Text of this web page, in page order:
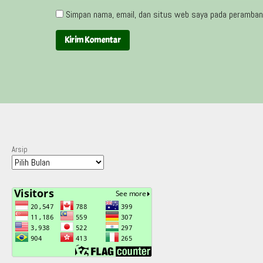
Simpan nama, email, dan situs web saya pada
Arsip